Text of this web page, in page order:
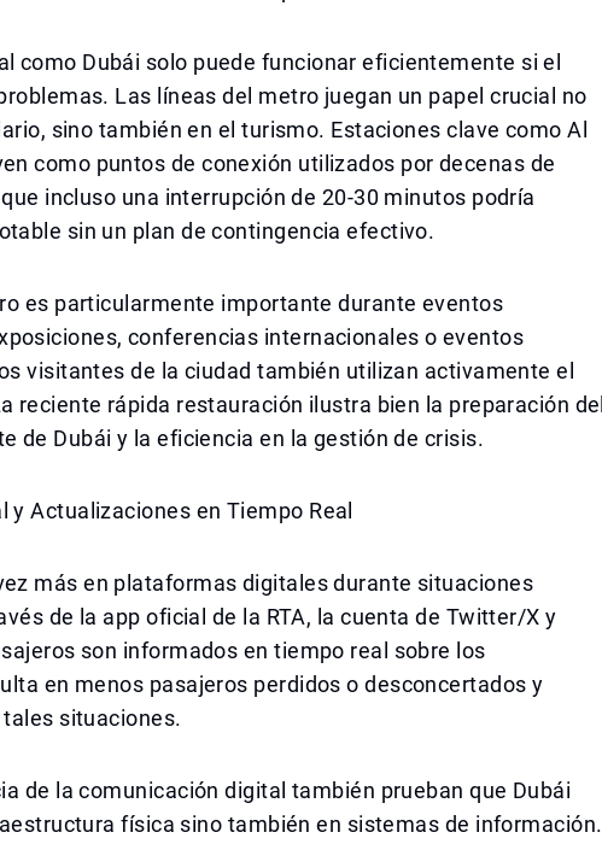
como Dubái solo puede funcionar eficientemente si el
Las líneas del metro juegan un papel crucial no
sino también en el turismo. Estaciones clave como Al
como puntos de conexión utilizados por decenas de
incluso una interrupción de 20-30 minutos podría
sin un plan de contingencia efectivo.
es particularmente importante durante eventos
conferencias internacionales o eventos
visitantes de la ciudad también utilizan activamente el
reciente rápida restauración ilustra bien la preparación del
de Dubái y la eficiencia en la gestión de crisis.
y Actualizaciones en Tiempo Real
más en plataformas digitales durante situaciones
de la app oficial de la RTA, la cuenta de Twitter/X y
son informados en tiempo real sobre los
en menos pasajeros perdidos o desconcertados y
situaciones.
de la comunicación digital también prueban que Dubái
física sino también en sistemas de información.